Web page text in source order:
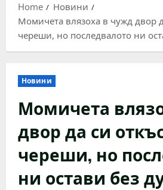
Home
Новини
Момичета влязоха в чужд двор
череши, но последвалото ни
Новини
Момичета
двор да си
череши, но
ни остави без